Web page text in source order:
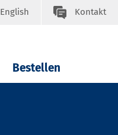
English Kontakt
Bestellen